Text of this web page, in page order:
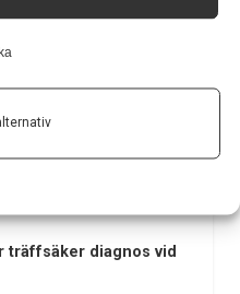
dyr och avancerad
träffsäker diagnos vid